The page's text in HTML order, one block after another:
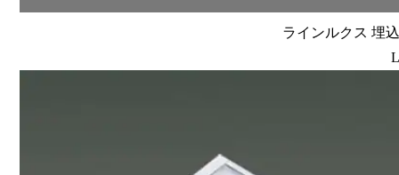
ラインルクス 埋